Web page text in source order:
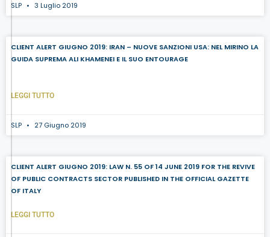
SLP 3 Luglio 2019
CLIENT ALERT GIUGNO 2019: IRAN – NUOVE SANZIONI USA: NEL MIRINO LA
GUIDA SUPREMA ALI KHAMENEI E IL SUO ENTOURAGE
LEGGI TUTTO
SLP 27 Giugno 2019
CLIENT ALERT GIUGNO 2019: LAW N. 55 OF 14 JUNE 2019 FOR THE REVIVE
OF PUBLIC CONTRACTS SECTOR PUBLISHED IN THE OFFICIAL GAZETTE
OF ITALY
LEGGI TUTTO